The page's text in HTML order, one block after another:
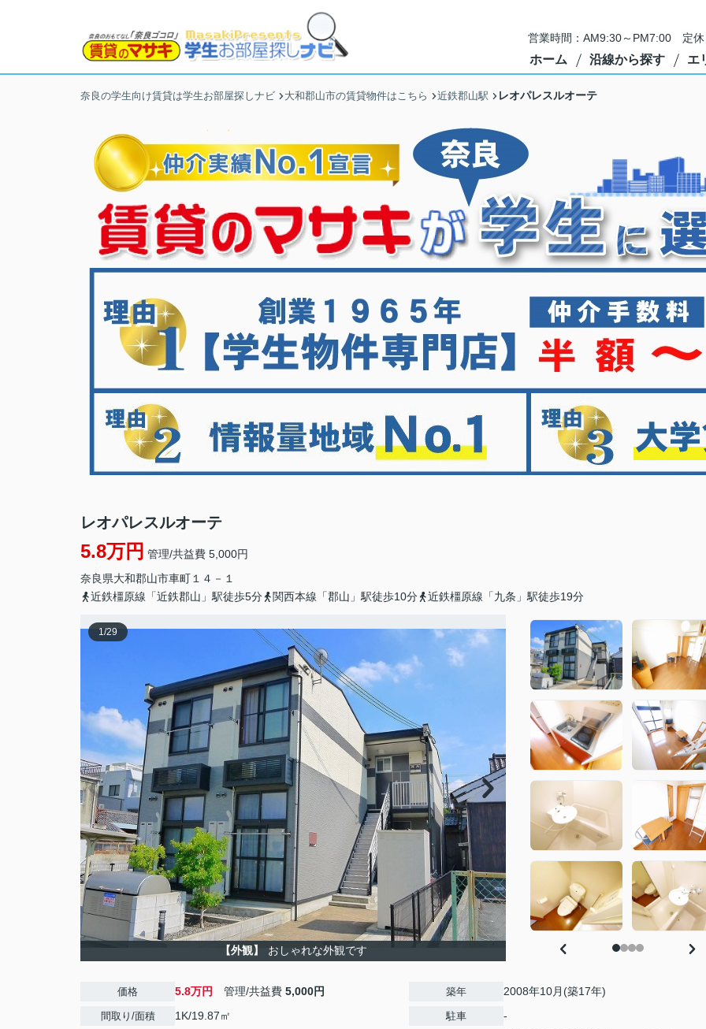
営業時間：AM9:30～PM7:00 定休
ホーム 沿線から探す エ
奈良の学生向け賃貸は学生お部屋探しナビ 大和郡山市の賃貸物件はこちら 近鉄郡山駅 レオパレスルオーテ
レオパレスルオーテ
5.8万円 管理/共益費 5,000円
奈良県大和郡山市車町 １４－１
近鉄橿原線「近鉄郡山」駅徒歩5分
関西本線「郡山」駅徒歩10分 近鉄橿原線「九条」駅徒歩19分
1/29
【外観】 おしゃれな外観です
価格 5.8万円 管理/共益費 5,000円
間取り/面積 1K/19.87㎡
築年 2008年10月(築17年)
駐車 -